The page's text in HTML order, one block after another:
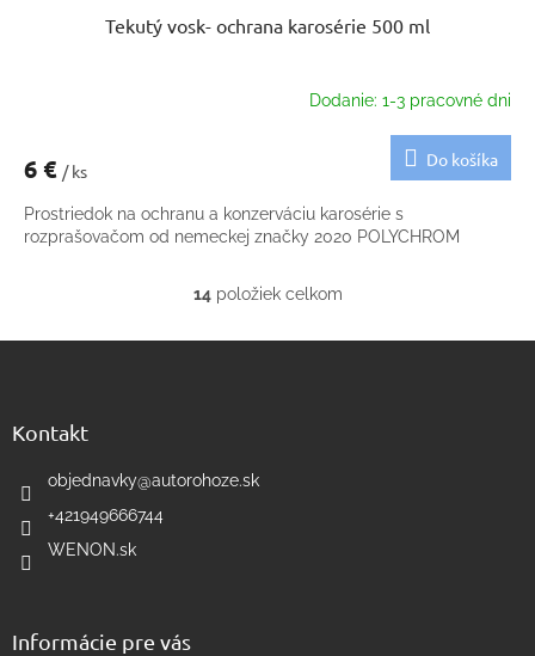
Tekutý vosk- ochrana karosérie 500 ml
Dodanie: 1-3 pracovné dni
6 € / ks
Do košíka
Prostriedok na ochranu a konzerváciu karosérie s
rozprašovačom od nemeckej značky 2020 POLYCHROM
O
14položiek celkom
Kontakt
objednavky@autorohoze.sk
+421949666744
WENON.sk
Informácie pre vás